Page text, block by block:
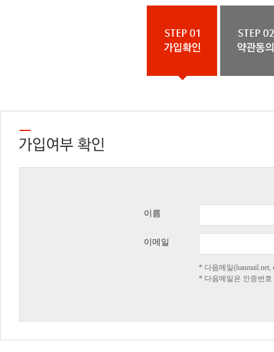
이름
이메일
* 다음메일
* 다음메일은 인증번